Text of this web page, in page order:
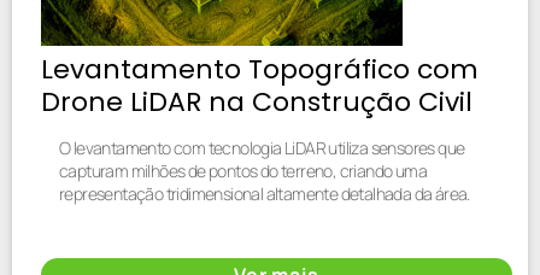
Levantamento Topográfico com
Drone LiDAR na Construção Civil
O levantamento com tecnologia LiDAR utiliza sensores que
capturam milhões de pontos do terreno, criando uma
representação tridimensional altamente detalhada da área.